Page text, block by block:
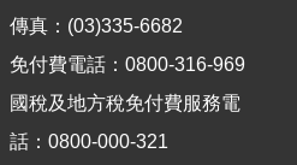
視
客
服
房
傳真：(03)335-6682
免付費電話：0800-316-969
國稅及地方稅免付費服務電
話：0800-000-321